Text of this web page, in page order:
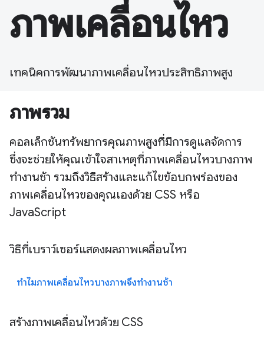
ภาพเคลื่อนไหว
เทคนิคการพัฒนาภาพเคลื่อนไหวประสิทธิภาพสูง
ภาพรวม
คอลเล็กชันทรัพยากรคุณภาพสูงที่มีการดูแลจัดการ
ซึ่งจะช่วยให้คุณเข้าใจสาเหตุที่ภาพเคลื่อนไหวบางภาพ
ทำงานช้า รวมถึงวิธีสร้างและแก้ไขข้อบกพร่องของ
ภาพเคลื่อนไหวของคุณเองด้วย CSS หรือ
JavaScript
วิธีที่เบราว์เซอร์แสดงผลภาพเคลื่อนไหว
ทำไมภาพเคลื่อนไหวบางภาพจึงทำงานช้า
สร้างภาพเคลื่อนไหวด้วย CSS